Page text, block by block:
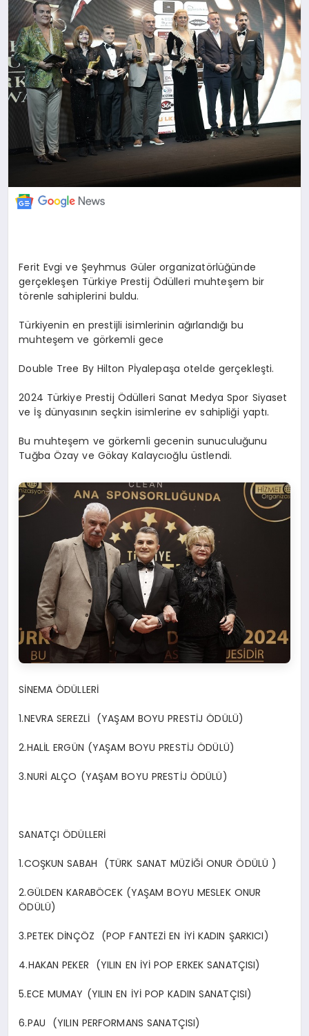
Ferit Evgi ve Şeyhmus Güler organizatörlüğünde
gerçekleşen Türkiye Prestij Ödülleri muhteşem bir
törenle sahiplerini buldu.
Türkiyenin en prestijli isimlerinin ağırlandığı bu
muhteşem ve görkemli gece
Double Tree By Hilton Pİyalepaşa otelde gerçekleşti.
2024 Türkiye Prestij Ödülleri Sanat Medya Spor Siyaset
ve İş dünyasının seçkin isimlerine ev sahipliği yaptı.
Bu muhteşem ve görkemli gecenin sunuculuğunu
Tuğba Özay ve Gökay Kalaycıoğlu üstlendi.
SİNEMA ÖDÜLLERİ
1.NEVRA SEREZLİ (YAŞAM BOYU PRESTİJ ÖDÜLÜ)
2.HALİL ERGÜN (YAŞAM BOYU PRESTİJ ÖDÜLÜ)
3.NURİ ALÇO (YAŞAM BOYU PRESTİJ ÖDÜLÜ)
SANATÇI ÖDÜLLERİ
1.COŞKUN SABAH (TÜRK SANAT MÜZİĞİ ONUR ÖDÜLÜ )
2.GÜLDEN KARABÖCEK (YAŞAM BOYU MESLEK ONUR
ÖDÜLÜ)
3.PETEK DİNÇÖZ (POP FANTEZİ EN İYİ KADIN ŞARKICI)
4.HAKAN PEKER (YILIN EN İYİ POP ERKEK SANATÇISI)
5.ECE MUMAY (YILIN EN İYİ POP KADIN SANATÇISI)
6.PAU (YILIN PERFORMANS SANATÇISI)